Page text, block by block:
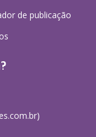
de publicação